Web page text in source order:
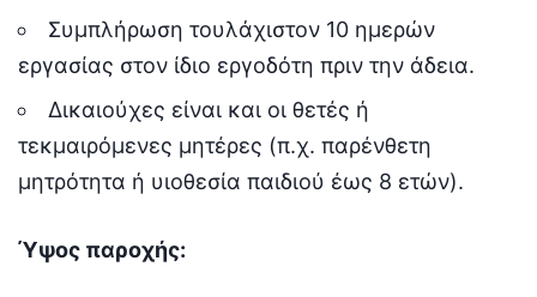
Συμπλήρωση τουλάχιστον 10 ημερών
εργασίας στον ίδιο εργοδότη πριν την άδεια.
Δικαιούχες είναι και οι θετές ή
τεκμαιρόμενες μητέρες (π.χ. παρένθετη
μητρότητα ή υιοθεσία παιδιού έως 8 ετών).
Ύψος παροχής: